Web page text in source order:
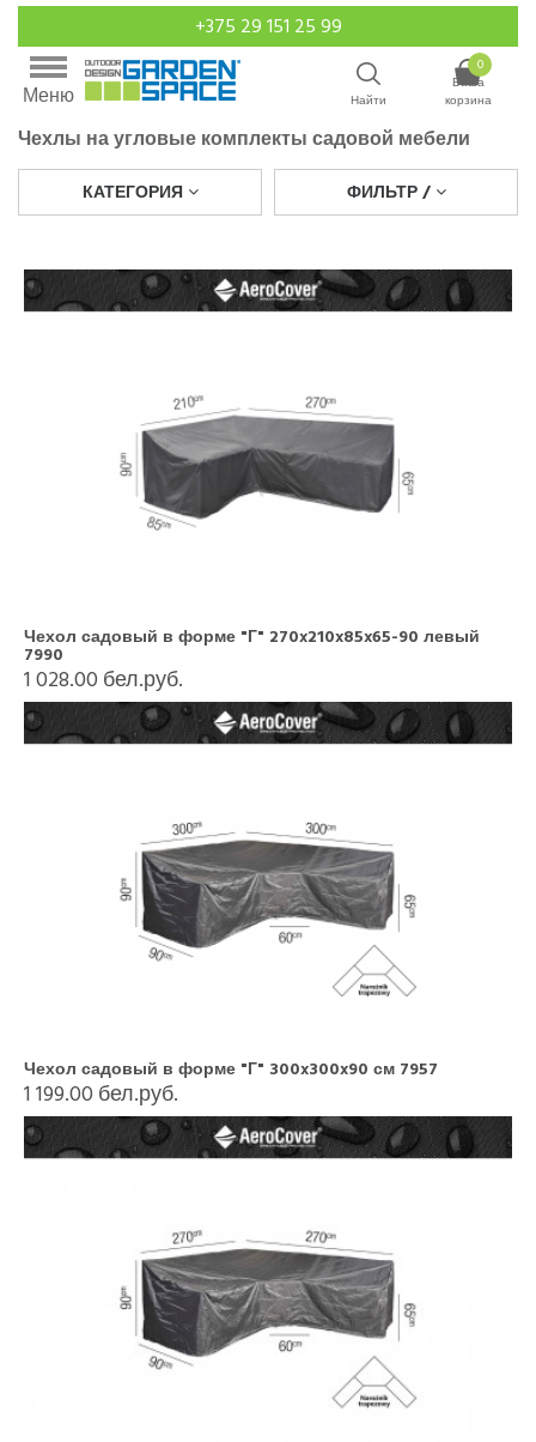
+375 29 151 25 99
Меню Найти
0
Ваша
корзина
Чехлы на угловые комплекты садовой мебели
КАТЕГОРИЯ ФИЛЬТР /
Чехол садовый в форме "Г" 270x210x85x65-90 левый
7990
1 028.00 бел.руб.
Чехол садовый в форме "Г" 300x300x90 см 7957
1 199.00 бел.руб.